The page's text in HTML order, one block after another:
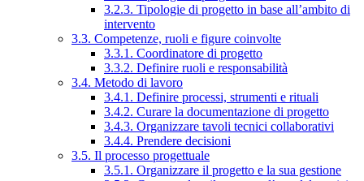
3.2.3. Tipologie di progetto in base all’ambito di
intervento
3.3. Competenze, ruoli e figure coinvolte
3.3.1. Coordinatore di progetto
3.3.2. Definire ruoli e responsabilità
3.4. Metodo di lavoro
3.4.1. Definire processi, strumenti e rituali
3.4.2. Curare la documentazione di progetto
3.4.3. Organizzare tavoli tecnici collaborativi
3.4.4. Prendere decisioni
3.5. Il processo progettuale
3.5.1. Organizzare il progetto e la sua gestione